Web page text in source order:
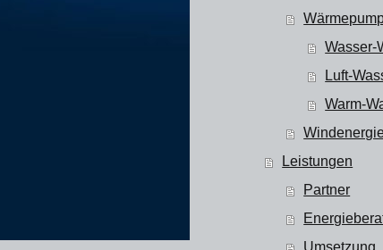
Wasser-
Luft-
Warm-
Leistungen
Partner
Umsetzung